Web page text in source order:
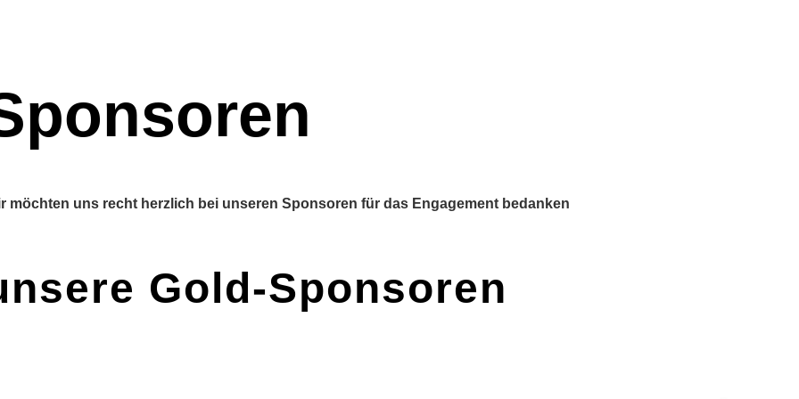
möchten uns recht herzlich bei unseren Sponsoren für das Engagement bedanken
Gold-Sponsoren